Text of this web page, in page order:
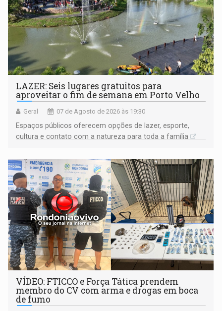
LAZER: Seis lugares gratuitos para
aproveitar o fim de semana em Porto Velho
Geral 07 de Agosto de 2026 às 19:30
Espaços públicos oferecem opções de lazer, esporte,
cultura e contato com a natureza para toda a família
VÍDEO: FTICCO e Força Tática prendem
membro do CV com arma e drogas em boca
de fumo